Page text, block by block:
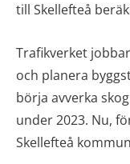
till Skellefteå
Trafikverket
och planera
börja avverka
under 2023. Nu,
Skellefteå